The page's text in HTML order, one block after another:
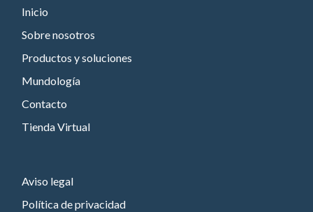
Inicio
Sobre nosotros
Productos y soluciones
Mundología
Contacto
Tienda Virtual
Aviso legal
Política de privacidad